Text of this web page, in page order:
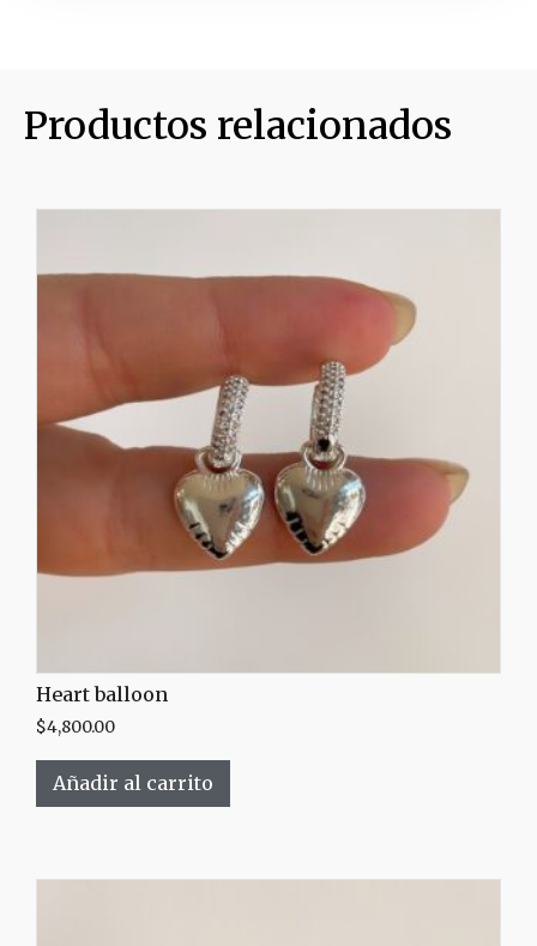
Productos relacionados
Heart balloon
$4,800.00
Añadir al carrito